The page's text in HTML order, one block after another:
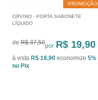
PROMOÇÃO
ORVINO - PORTA SABONETE
LÍQUIDO
de R$ 37,50por R$ 19,90
à vista R$ 18,90 economize 5%
no Pix